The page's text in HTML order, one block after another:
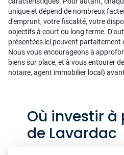
unique et dépend de nombreux
d'emprunt, votre fiscalité, votre
objectifs à court ou long terme.
présentées ici peuvent
Nous vous encourageons à
biens sur place, et à vous entourer
notaire, agent immobilier local)
Où investir
de Lavardac